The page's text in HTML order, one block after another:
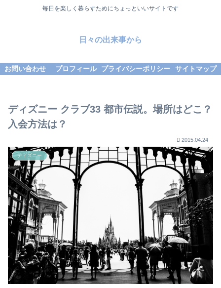
毎日を楽しく暮らすためにちょっといいサイトです
日々の出来事から
お問い合わせ プロフィール プライバシーポリシー サイトマップ
ディズニー クラブ33 都市伝説。場所はどこ？
入会方法は？
2015.04.24
ディズニー